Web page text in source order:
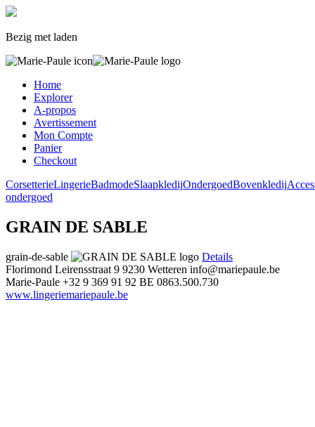
Bezig met laden
Home
Explorer
A-propos
Avertissement
Mon Compte
Panier
Checkout
CorsetterieLingerieBadmodeSlaapkledijOndergoedBovenkledij
ondergoed
GRAIN DE SABLE
grain-de-sable
Details
Florimond Leirensstraat 9 9230 Wetteren info@mariepaule.be
Marie-Paule +32 9 369 91 92 BE 0863.500.730
www.lingeriemariepaule.be